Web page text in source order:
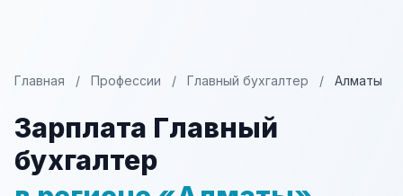
Главная / Профессии / Главный бухгалтер / Алматы
Зарплата Главный
бухгалтер